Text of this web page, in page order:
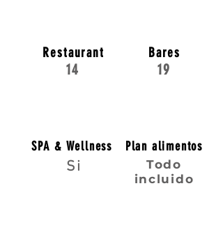
Restaurant
14
SPA & Wellness
Si
Bares
19
Plan alimentos
Todo
incluido